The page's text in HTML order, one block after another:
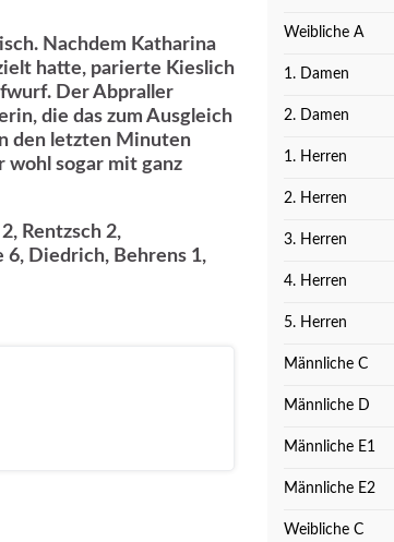
Nachdem Katharina
hatte, parierte Kieslich
Der Abpraller
die das zum Ausgleich
den letzten Minuten
wohl sogar mit ganz
Rentzsch 2,
6, Diedrich, Behrens 1,
Weibliche A
1. Damen
2. Damen
1. Herren
2. Herren
3. Herren
4. Herren
5. Herren
Männliche C
Männliche D
Männliche E1
Männliche E2
Weibliche C